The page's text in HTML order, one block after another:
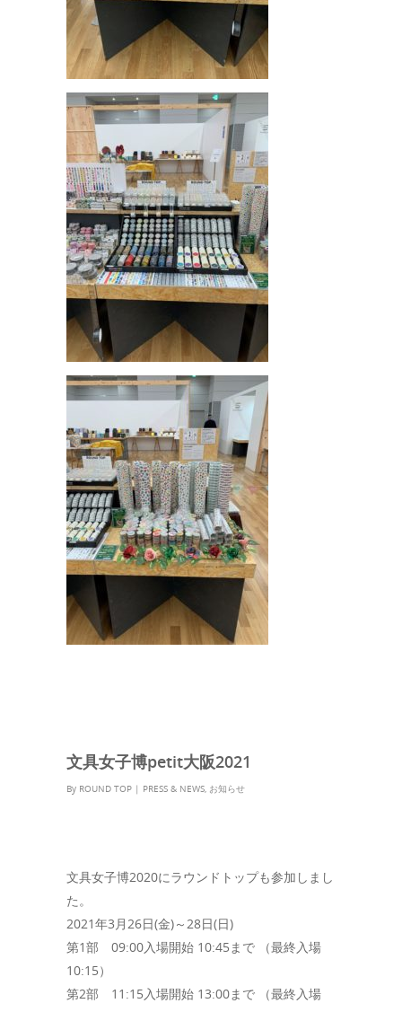
文具女子博petit大阪2021
By ROUND TOP | PRESS & NEWS, お知らせ
文具女子博2020にラウンドトップも参加しまし
た。
2021年3月26日(金)～28日(日)
第1部 09:00入場開始 10:45まで （最終入場
10:15）
第2部 11:15入場開始 13:00まで （最終入場